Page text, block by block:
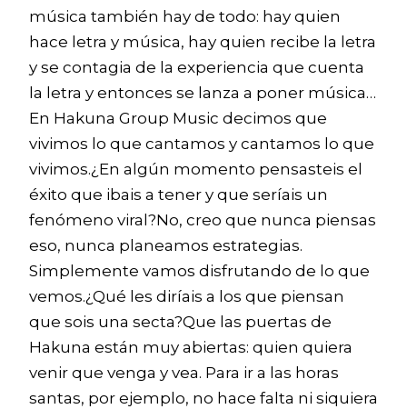
música también hay de todo: hay quien
hace letra y música, hay quien recibe la letra
y se contagia de la experiencia que cuenta
la letra y entonces se lanza a poner música…
En Hakuna Group Music decimos que
vivimos lo que cantamos y cantamos lo que
vivimos.¿En algún momento pensasteis el
éxito que ibais a tener y que seríais un
fenómeno viral?No, creo que nunca piensas
eso, nunca planeamos estrategias.
Simplemente vamos disfrutando de lo que
vemos.¿Qué les diríais a los que piensan
que sois una secta?Que las puertas de
Hakuna están muy abiertas: quien quiera
venir que venga y vea. Para ir a las horas
santas, por ejemplo, no hace falta ni siquiera